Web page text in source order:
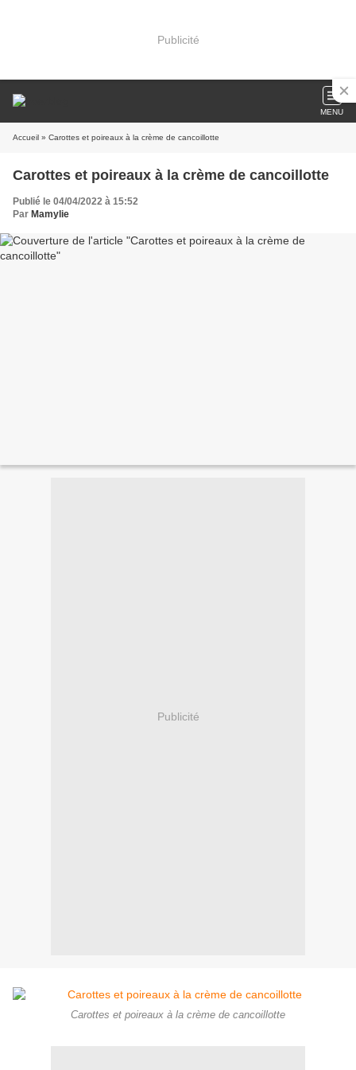
Publicité
MENU
Accueil » Carottes et poireaux à la crème de cancoillotte
Carottes et poireaux à la crème de cancoillotte
Publié le 04/04/2022 à 15:52
Par Mamylie
Publicité
Carottes et poireaux à la crème de cancoillotte